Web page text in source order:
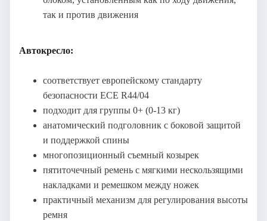
так и против движения
Автокресло:
соответствует европейскому стандарту
безопасности ECE R44/04
подходит для группы 0+ (0-13 кг)
анатомический подголовник с боковой защитой
и поддержкой спины
многопозиционный съемный козырек
пятиточечный ремень с мягкими нескользящими
накладками и ремешком между ножек
практичный механизм для регулирования высоты
ремня